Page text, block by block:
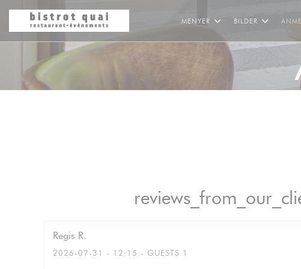
Panel for informasjonskapsler
MENYER BILDER
Regis R
2026-07-31 - 12:15 - GUESTS 1